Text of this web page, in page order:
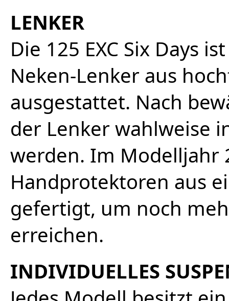
LENKER
Die 125 EXC Six Days
Neken-Lenker aus
ausgestattet. Nach
der Lenker wahlweise
werden. Im Modelljahr
Handprotektoren aus
gefertigt, um noch
erreichen.
INDIVIDUELLES